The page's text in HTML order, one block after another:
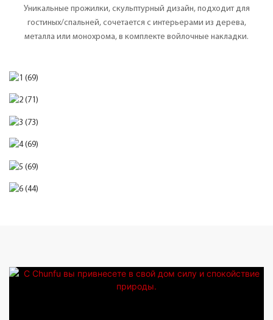
Уникальные прожилки, скульптурный дизайн, подходит для
гостиных/спальней, сочетается с интерьерами из дерева,
металла или монохрома, в комплекте войлочные накладки.